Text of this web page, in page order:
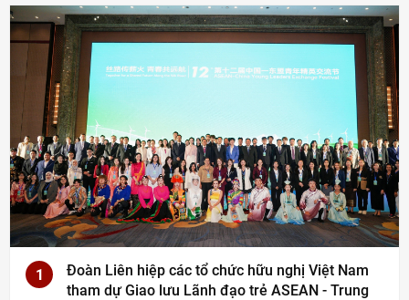
1
Đoàn Liên hiệp các tổ chức hữu nghị Việt Nam
tham dự Giao lưu Lãnh đạo trẻ ASEAN - Trung